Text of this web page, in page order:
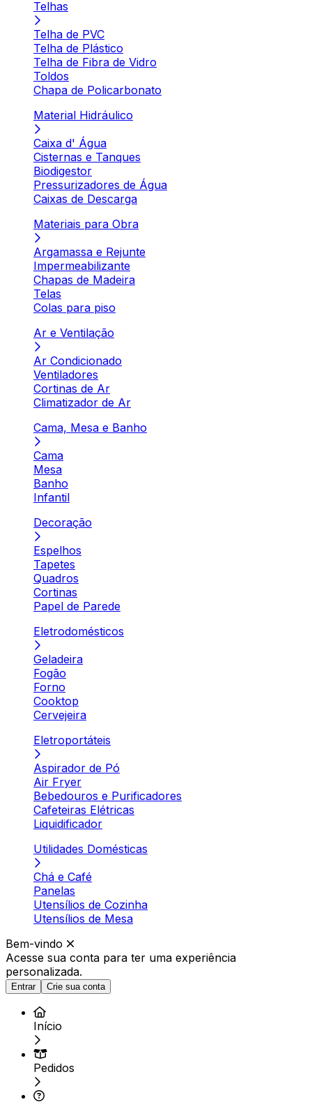
Telhas
Telha de PVC
Telha de Plástico
Telha de Fibra de Vidro
Toldos
Chapa de Policarbonato
Material Hidráulico
Caixa d' Água
Cisternas e Tanques
Biodigestor
Pressurizadores de Água
Caixas de Descarga
Materiais para Obra
Argamassa e Rejunte
Impermeabilizante
Chapas de Madeira
Telas
Colas para piso
Ar e Ventilação
Ar Condicionado
Ventiladores
Cortinas de Ar
Climatizador de Ar
Cama, Mesa e Banho
Cama
Mesa
Banho
Infantil
Decoração
Espelhos
Tapetes
Quadros
Cortinas
Papel de Parede
Eletrodomésticos
Geladeira
Fogão
Forno
Cooktop
Cervejeira
Eletroportáteis
Aspirador de Pó
Air Fryer
Bebedouros e Purificadores
Cafeteiras Elétricas
Liquidificador
Utilidades Domésticas
Chá e Café
Panelas
Utensílios de Cozinha
Utensílios de Mesa
Bem-vindo
Acesse sua conta para ter uma experiência
personalizada.
Entrar Crie sua conta
Início
Pedidos